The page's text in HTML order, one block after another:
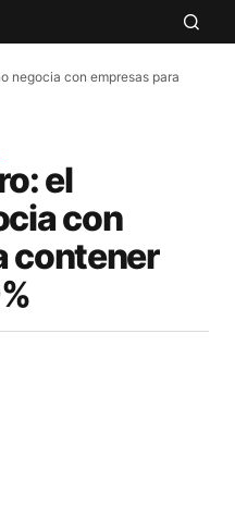
negocia con empresas para
el
con
contener